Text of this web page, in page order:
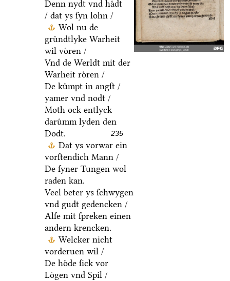
Denn nydt vnd haͤdt
/ dat ys ſyn lohn /
Wol nu de
gruͤndtlyke Warheit
wil voͤren /
Vnd de Werldt mit der
Warheit roͤren /
De kuͤmpt in angſt /
yamer vnd nodt /
Moth ock entlyck
daruͤmm lyden den
Dodt.
235
Dat ys vorwar ein
vorſtendich Mann /
De ſyner Tungen wol
raden kan.
Veel beter ys ſchwygen
vnd gudt gedencken /
Alſe mit ſpreken einen
andern krencken.
Welcker nicht
vorderuen wil /
De hoͤde ſick vor
Loͤgen vnd Spil /